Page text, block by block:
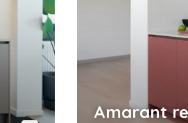
Amarant